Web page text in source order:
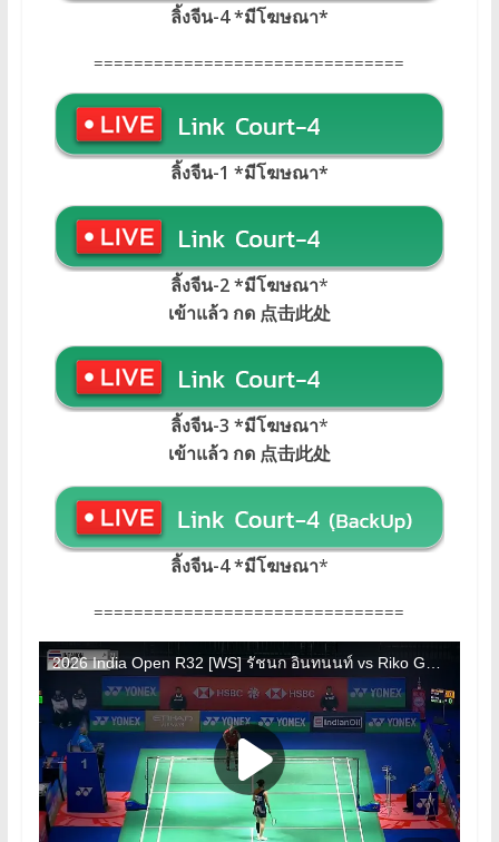
ลิ้งจีน-4 *มีโฆษณา*
===============================
ลิ้งจีน-1 *มีโฆษณา*
ลิ้งจีน-2 *มีโฆษณา*
เข้าแล้ว กด 点击此处
ลิ้งจีน-3 *มีโฆษณา*
เข้าแล้ว กด 点击此处
ลิ้งจีน-4 *มีโฆษณา*
===============================